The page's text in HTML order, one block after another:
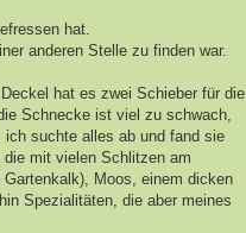
hat.
anderen Stelle zu finden war.
hat es zwei Schieber für die
Schnecke ist viel zu schwach,
ich suchte alles ab und fand sie
die mit vielen Schlitzen am
Moos, einem dicken
Spezialitäten, die aber meines